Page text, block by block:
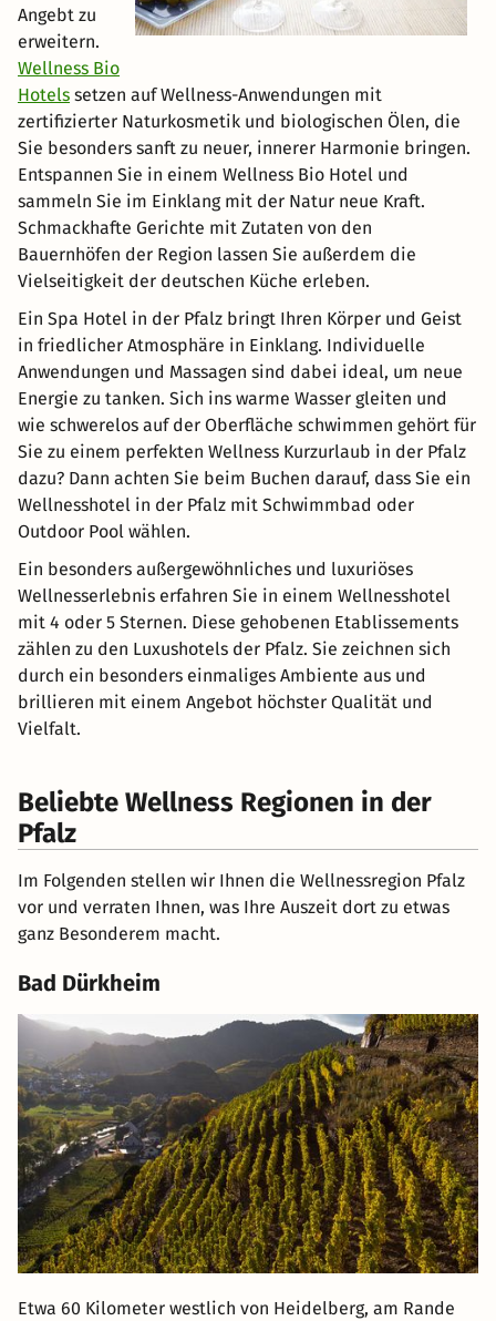
Angebt zu
erweitern.
Wellness Bio
Hotels setzen auf Wellness-Anwendungen mit
zertifizierter Naturkosmetik und biologischen Ölen, die
Sie besonders sanft zu neuer, innerer Harmonie bringen.
Entspannen Sie in einem Wellness Bio Hotel und
sammeln Sie im Einklang mit der Natur neue Kraft.
Schmackhafte Gerichte mit Zutaten von den
Bauernhöfen der Region lassen Sie außerdem die
Vielseitigkeit der deutschen Küche erleben.
Ein Spa Hotel in der Pfalz bringt Ihren Körper und Geist
in friedlicher Atmosphäre in Einklang. Individuelle
Anwendungen und Massagen sind dabei ideal, um neue
Energie zu tanken. Sich ins warme Wasser gleiten und
wie schwerelos auf der Oberfläche schwimmen gehört für
Sie zu einem perfekten Wellness Kurzurlaub in der Pfalz
dazu? Dann achten Sie beim Buchen darauf, dass Sie ein
Wellnesshotel in der Pfalz mit Schwimmbad oder
Outdoor Pool wählen.
Ein besonders außergewöhnliches und luxuriöses
Wellnesserlebnis erfahren Sie in einem Wellnesshotel
mit 4 oder 5 Sternen. Diese gehobenen Etablissements
zählen zu den Luxushotels der Pfalz. Sie zeichnen sich
durch ein besonders einmaliges Ambiente aus und
brillieren mit einem Angebot höchster Qualität und
Vielfalt.
Beliebte Wellness Regionen in der
Pfalz
Im Folgenden stellen wir Ihnen die Wellnessregion Pfalz
vor und verraten Ihnen, was Ihre Auszeit dort zu etwas
ganz Besonderem macht.
Bad Dürkheim
Etwa 60 Kilometer westlich von Heidelberg, am Rande